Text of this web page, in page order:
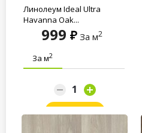
Линолеум Ideal Ultra
Havanna Oak...
999 За м2
За м2
Заказать